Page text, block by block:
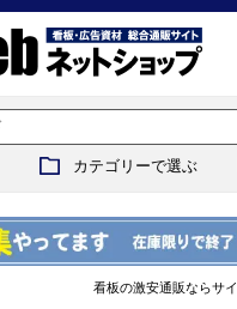
カテゴリーで選ぶ
看板の激安通販ならサ